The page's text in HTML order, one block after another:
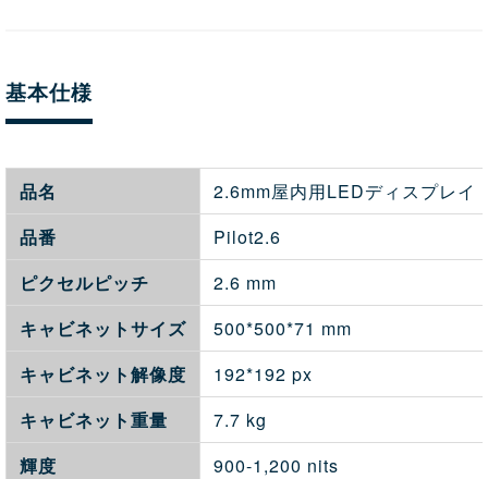
基本仕様
品名
2.6mm屋内用LEDディスプレイ
品番
Pilot2.6
ピクセルピッチ
2.6 mm
キャビネットサイズ
500*500*71 mm
キャビネット解像度
192*192 px
キャビネット重量
7.7 kg
輝度
900-1,200 nits